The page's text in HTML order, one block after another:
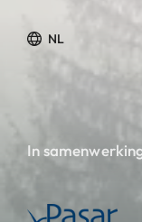
NL
In